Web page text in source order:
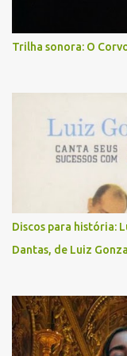
Trilha sonora: O
Discos para história:
Dantas, de Luiz